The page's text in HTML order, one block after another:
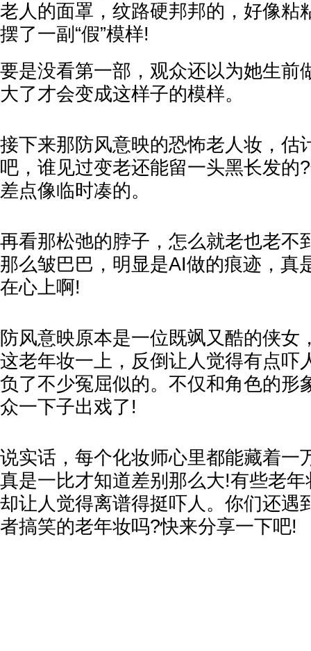
老人的面罩，纹路硬邦邦的，好像粘
摆了一副“假”模样!
要是没看第一部，观众还以为她生前
大了才会变成这样子的模样。
接下来那防风意映的恐怖老人妆，估
吧，谁见过变老还能留一头黑长发的
差点像临时凑的。
再看那松弛的脖子，怎么就老也老不
那么皱巴巴，明显是AI做的痕迹，真
在心上啊!
防风意映原本是一位既飒又酷的侠女
这老年妆一上，反倒让人觉得有点吓
负了不少冤屈似的。不仅和角色的形
众一下子出戏了!
说实话，每个化妆师心里都能藏着一
真是一比才知道差别那么大!有些老
却让人觉得离谱得挺吓人。你们还遇
者搞笑的老年妆吗?快来分享一下吧!